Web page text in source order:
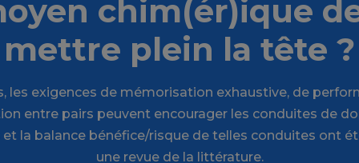
chim(ér)ique de
mettre plein la tête ?
les exigences de mémorisation exhaustive, de
entre pairs peuvent encourager les conduites de
la balance bénéfice/risque de telles conduites ont
une revue de la littérature.